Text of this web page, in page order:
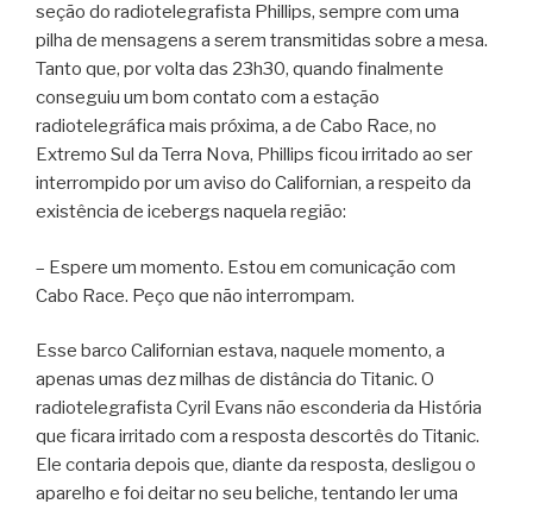
seção do radiotelegrafista Phillips, sempre com uma
pilha de mensagens a serem transmitidas sobre a mesa.
Tanto que, por volta das 23h30, quando finalmente
conseguiu um bom contato com a estação
radiotelegráfica mais próxima, a de Cabo Race, no
Extremo Sul da Terra Nova, Phillips ficou irritado ao ser
interrompido por um aviso do Californian, a respeito da
existência de icebergs naquela região:
– Espere um momento. Estou em comunicação com
Cabo Race. Peço que não interrompam.
Esse barco Californian estava, naquele momento, a
apenas umas dez milhas de distância do Titanic. O
radiotelegrafista Cyril Evans não esconderia da História
que ficara irritado com a resposta descortês do Titanic.
Ele contaria depois que, diante da resposta, desligou o
aparelho e foi deitar no seu beliche, tentando ler uma